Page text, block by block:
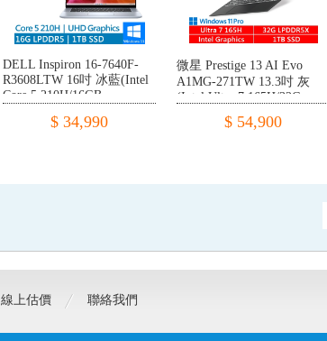
DELL Inspiron 16-7640F-
R3608LTW 16吋 冰藍(Intel
Core 5 210H/16GB
$ 34,990
微星 Prestige 13 AI Evo
A1MG-271TW 13.3吋 灰
(Intel Ultra 7 165H/32G
$ 54,900
線上估價 聯絡我們